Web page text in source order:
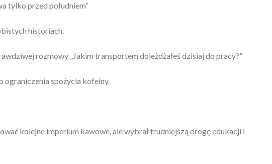
tylko przed południem”
historiach.
rozmowy „Jakim transportem dojeżdżałeś dzisiaj do pracy?”
ograniczenia spożycia kofeiny.
kolejne imperium kawowe, ale wybrał trudniejszą drogę edukacji i